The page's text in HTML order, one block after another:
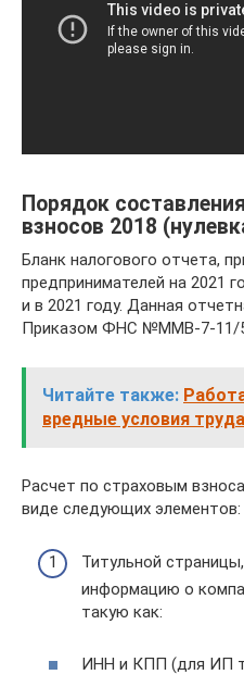
Порядок
взносов 2018
Бланк налогового отчета,
предпринимателей на 2021
и в 2021 году. Данная
Приказом ФНС №ММВ-7-11/
Читайте также:
вредные условия
Расчет по страховым
виде следующих элементов:
Титульной
информацию о
такую как:
ИНН и КПП (для ИП